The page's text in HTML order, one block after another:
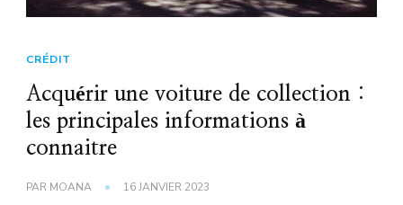
CRÉDIT
Acquérir une voiture de collection :
les principales informations à
connaitre
PAR MOANA 16 JANVIER 2023